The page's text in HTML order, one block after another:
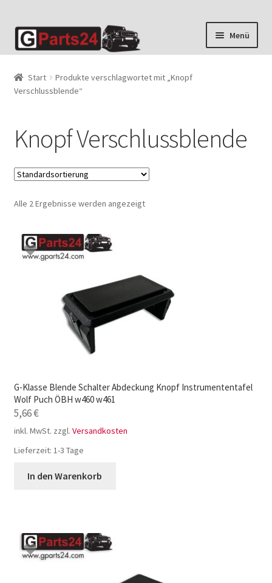
Zur
Navigation
Zum
Inhalt
Menü
Start
Produkte verschlagwortet mit „Knopf
Verschlussblende“
Knopf Verschlussblende
Alle 2 Ergebnisse werden angezeigt
G-Klasse Blende Schalter Abdeckung Knopf Instrumententafel
Wolf Puch ÖBH w460 w461
5,66€
inkl. MwSt. zzgl. Versandkosten
Lieferzeit: 1-3 Tage
In den Warenkorb